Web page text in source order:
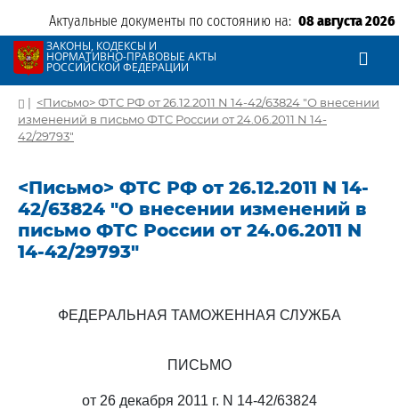
Актуальные документы по состоянию на: 08 августа 2026
ЗАКОНЫ, КОДЕКСЫ И
НОРМАТИВНО-ПРАВОВЫЕ АКТЫ
РОССИЙСКОЙ ФЕДЕРАЦИИ
| <Письмо> ФТС РФ от 26.12.2011 N 14-42/63824 "О внесении
изменений в письмо ФТС России от 24.06.2011 N 14-
42/29793"
<Письмо> ФТС РФ от 26.12.2011 N 14-
42/63824 "О внесении изменений в
письмо ФТС России от 24.06.2011 N
14-42/29793"
ФЕДЕРАЛЬНАЯ ТАМОЖЕННАЯ СЛУЖБА
ПИСЬМО
от 26 декабря 2011 г. N 14-42/63824